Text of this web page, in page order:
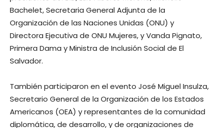
Bachelet, Secretaria General Adjunta de la
Organización de las Naciones Unidas (ONU) y
Directora Ejecutiva de ONU Mujeres, y Vanda Pignato,
Primera Dama y Ministra de Inclusión Social de El
Salvador.
También participaron en el evento José Miguel Insulza,
Secretario General de la Organización de los Estados
Americanos (OEA) y representantes de la comunidad
diplomática, de desarrollo, y de organizaciones de